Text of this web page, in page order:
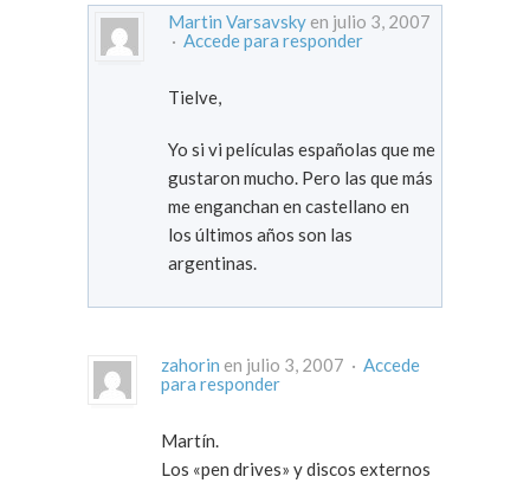
Martin Varsavsky en julio 3, 2007
· Accede para responder
Tielve,
Yo si vi películas españolas que me
gustaron mucho. Pero las que más
me enganchan en castellano en
los últimos años son las
argentinas.
zahorin en julio 3, 2007 · Accede
para responder
Martín.
Los «pen drives» y discos externos